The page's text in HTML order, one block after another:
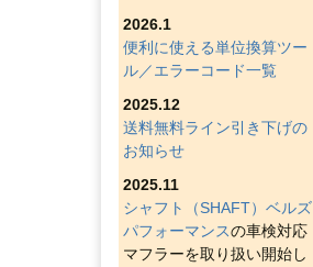
2026.1
便利に使える単位換算ツー
ル／エラーコード一覧
2025.12
送料無料ライン引き下げの
お知らせ
2025.11
シャフト（SHAFT）ベルズ
パフォーマンスの車検対応
マフラーを取り扱い開始し